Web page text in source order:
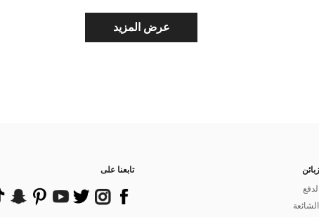
عرض المزيد
الشائعة
تابعنا على